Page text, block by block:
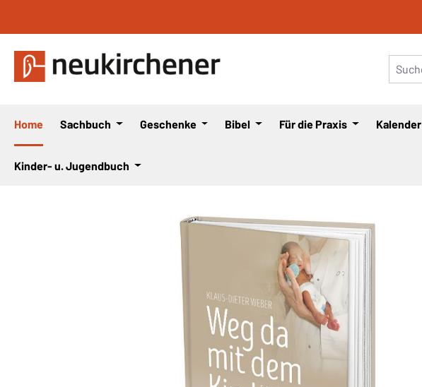
Home Sachbuch Geschenke Bibel Für die Praxis Kalender
Kinder- u. Jugendbuch